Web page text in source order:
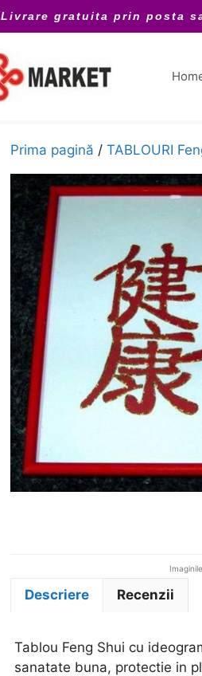
Livrare gratuita prin posta
Prima pagină / TABLOURI
Descriere Recenzii
Tablou Feng Shui cu
sanatate buna, protectie in